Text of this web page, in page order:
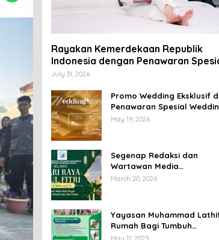
Rayakan Kemerdekaan Republik
Indonesia dengan Penawaran
Freedom to Relax di Holiday Inn
July 31, 2026
Promo Wedding Eksklusif
Penawaran Spesial
Story Edition 2026 di Swiss-
May 19, 2026
Segenap Redaksi dan
Wartawan Media
Sumberpintar
March 20, 2026
Yayasan Muhammad
Rumah Bagi Tumbuh
Kembangnya Generasi